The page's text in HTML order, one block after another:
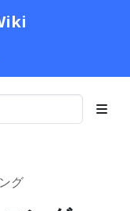
グ